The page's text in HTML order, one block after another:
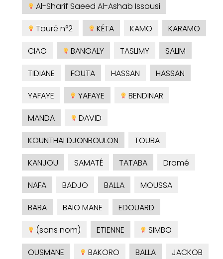
Al-Sharif Saeed Al-Ashab Issousi
Touré n°2
KÉTA KAMO
KARAMO
CIAG
BANGALY TASLIMY
SALIM
TIDIANE
FOUTA HASSAN
HASSAN
YAFAYE
YAFAYE
BENDINAR
MANDA
DAVID
KOUNTHAI DJONBOULON
TOUBA
KANJOU
SAMATÉ TATABA
Dramé
NAFA
BADJO BALLA
MOUSSA
BABA
BAIO MANE
EDOUARD
(sans nom)
ETIENNE
SIMBO
OUSMANE
BAKORO BALLA
JACKOB